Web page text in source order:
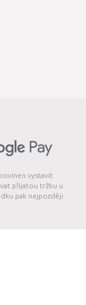
vystavit
přijatou tržbu u
pak nejpozději